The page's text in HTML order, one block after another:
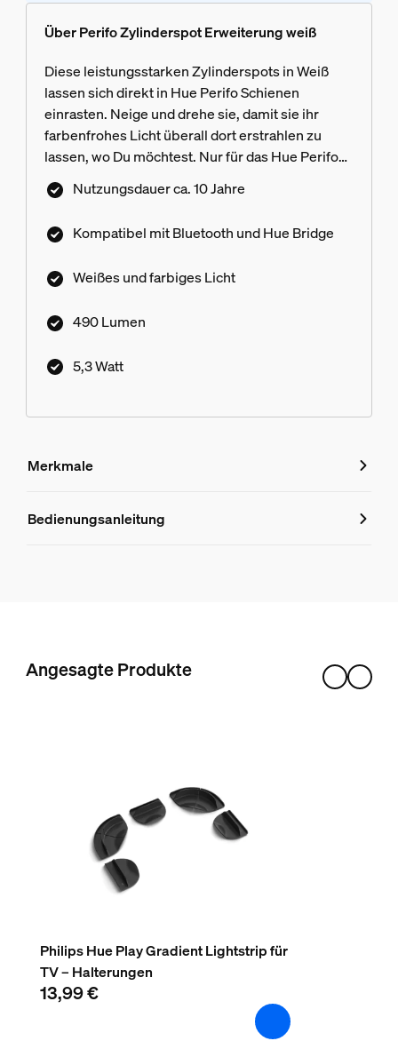
Über Perifo Zylinderspot Erweiterung weiß
Diese leistungsstarken Zylinderspots in Weiß
lassen sich direkt in Hue Perifo Schienen
einrasten. Neige und drehe sie, damit sie ihr
farbenfrohes Licht überall dort erstrahlen zu
lassen, wo Du möchtest. Nur für das Hue Perifo
Track Lighting System.
Nutzungsdauer ca. 10 Jahre
Kompatibel mit Bluetooth und Hue Bridge
Weißes und farbiges Licht
490 Lumen
5,3 Watt
Merkmale
Merkmale
Farbe
Nennlebensdauer
Zusatzfunktion/Zubehör im
Drehbar (links-rechts), Neigbar (unten-oben)
LED integriert
Bedienungsanleitung
Angesagte Produkte
Philips Hue Play Gradient Lightstrip für
TV – Halterungen
13,99 €